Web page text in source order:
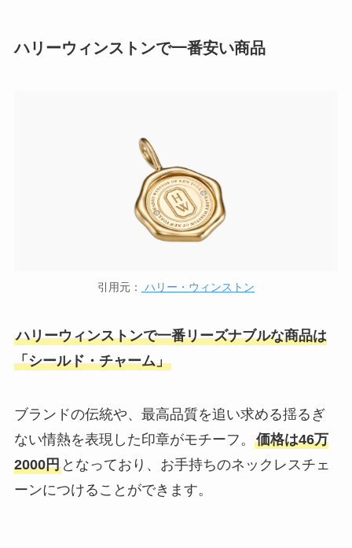
ハリーウィンストンで一番安い商品
引用元： ハリー・ウィンストン
ハリーウィンストンで一番リーズナブルな商品は
「シールド・チャーム」
ブランドの伝統や、最高品質を追い求める揺るぎ
ない情熱を表現した印章がモチーフ。 価格は46万
2000円となっており、お手持ちのネックレスチェ
ーンにつけることができます。